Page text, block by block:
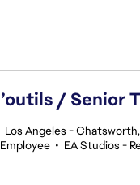
/ Senior
Los Angeles -
• EA Studios -